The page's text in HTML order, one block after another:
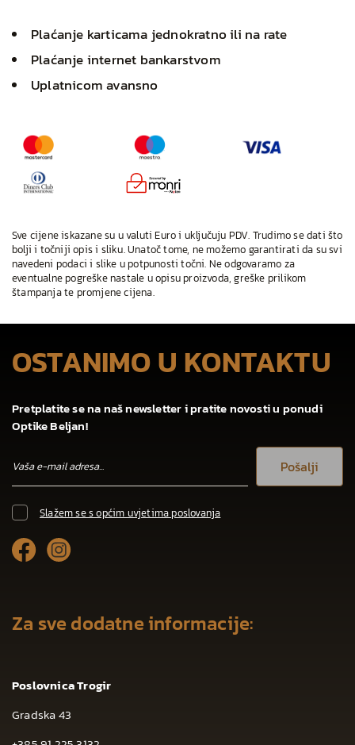
Plaćanje karticama jednokratno ili na rate
Plaćanje internet bankarstvom
Uplatnicom avansno
Sve cijene iskazane su u valuti Euro i uključuju PDV. Trudimo se dati što
bolji i točniji opis i sliku. Unatoč tome, ne možemo garantirati da su svi
navedeni podaci i slike u potpunosti točni. Ne odgovaramo za
eventualne pogreške nastale u opisu proizvoda, greške prilikom
štampanja te promjene cijena.
OSTANIMO U KONTAKTU
Pretplatite se na naš newsletter i pratite novosti u ponudi
Optike Beljan!
Pošalji
Slažem se s općim uvjetima poslovanja
Za sve dodatne informacije:
Poslovnica Trogir
Gradska 43